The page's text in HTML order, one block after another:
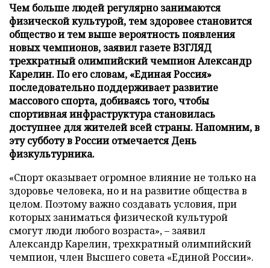
Чем больше людей регулярно занимаются
физической культурой, тем здоровее становится
общество и тем выше вероятность появления
новых чемпионов, заявил газете ВЗГЛЯД
трехкратный олимпийский чемпион Александр
Карелин. По его словам, «Единая Россия»
последовательно поддерживает развитие
массового спорта, добиваясь того, чтобы
спортивная инфраструктура становилась
доступнее для жителей всей страны. Напомним, в
эту субботу в России отмечается День
физкультурника.
«Спорт оказывает огромное влияние не только на
здоровье человека, но и на развитие общества в
целом. Поэтому важно создавать условия, при
которых заниматься физической культурой
смогут люди любого возраста», – заявил
Александр Карелин, трехкратный олимпийский
чемпион, член Высшего совета «Единой России».